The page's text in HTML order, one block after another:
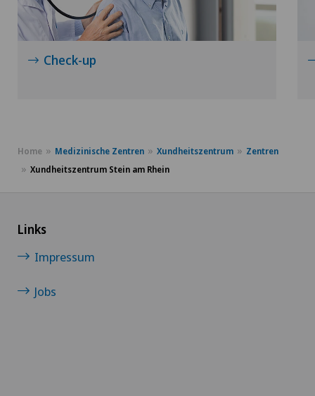
Check-up
Home Medizinische Zentren Xundheitszentrum
Zentren
Xundheitszentrum Stein am Rhein
Links
Impressum
Jobs